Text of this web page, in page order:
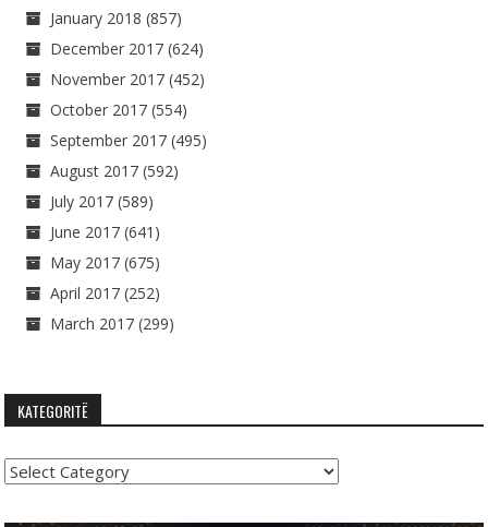
January 2018 (857)
December 2017 (624)
November 2017 (452)
October 2017 (554)
September 2017 (495)
August 2017 (592)
July 2017 (589)
June 2017 (641)
May 2017 (675)
April 2017 (252)
March 2017 (299)
KATEGORITË
Kategoritë